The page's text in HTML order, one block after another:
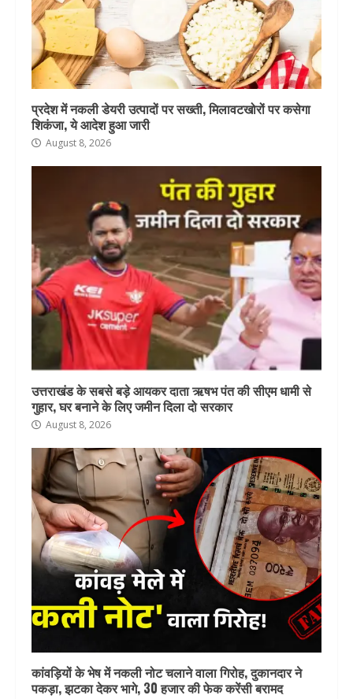
प्रदेश में नकली डेयरी उत्पादों पर सख्ती, मिलावटखोरों पर कसेगा
शिकंजा, ये आदेश हुआ जारी
August 8, 2026
उत्तराखंड के सबसे बड़े आयकर दाता ऋषभ पंत की सीएम धामी से
गुहार, घर बनाने के लिए जमीन दिला दो सरकार
August 8, 2026
कांवड़ियों के भेष में नकली नोट चलाने वाला गिरोह, दुकानदार ने
पकड़ा, झटका देकर भागे, 30 हजार की फेक करेंसी बरामद